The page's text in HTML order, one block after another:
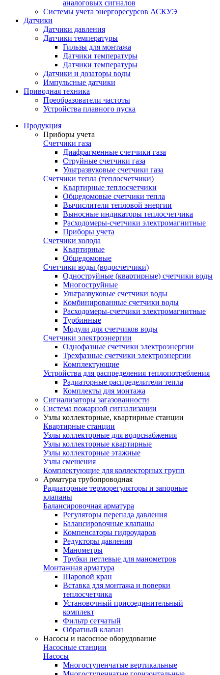
аналоговых сигналов
Системы учета энергоресурсов АСКУЭ
Датчики
Датчики давления
Датчики температуры
Гильзы для монтажа
Датчики температуры
Датчики температуры
Датчики и дозаторы воды
Импульсные датчики
Приводная техника
Преобразователи частоты
Устройства плавного пуска
Продукция
Приборы учета
Счетчики газа
Диафрагменные счетчики газа
Струйные счетчики газа
Ультразвуковые счетчики газа
Счетчики тепла (теплосчетчики)
Квартирные теплосчетчики
Общедомовые счетчики тепла
Вычислители тепловой энергии
Выносные индикаторы теплосчетчика
Расходомеры-счетчики электромагнитные
Приборы учета
Счетчики холода
Квартирные
Общедомовые
Счетчики воды (водосчетчики)
Одноструйные (квартирные) счетчики воды
Многоструйные
Ультразвуковые счетчики воды
Комбинированные счетчики воды
Расходомеры-счетчики электромагнитные
Турбинные
Модули для счетчиков воды
Счетчики электроэнергии
Однофазные счетчики электроэнергии
Трехфазные счетчики электроэнергии
Комплектующие
Устройства для распределения теплопотребления
Радиаторные распределители тепла
Комплекты для монтажа
Сигнализаторы загазованности
Система пожарной сигнализации
Узлы коллекторные, квартирные станции
Квартирные станции
Узлы коллекторные для водоснабжения
Узлы коллекторные квартирные
Узлы коллекторные этажные
Узлы смешения
Комплектующие для коллекторных групп
Арматура трубопроводная
Радиаторные терморегуляторы и запорные
клапаны
Балансировочная арматура
Регуляторы перепада давления
Балансировочные клапаны
Компенсаторы гидроударов
Редукторы давления
Манометры
Трубки петлевые для манометров
Монтажная арматура
Шаровой кран
Вставка для монтажа и поверки
теплосчетчика
Установочный присоединительный
комплект
Фильтр сетчатый
Обратный клапан
Насосы и насосное оборудование
Насосные станции
Насосы
Многоступенчатые вертикальные